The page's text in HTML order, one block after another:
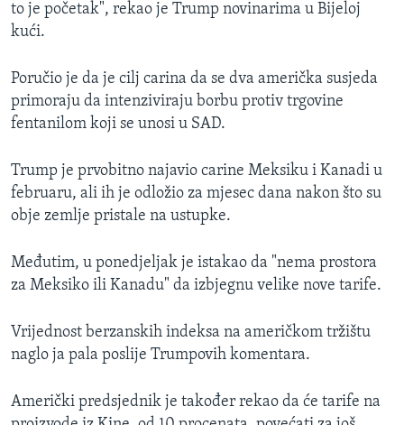
to je početak", rekao je Trump novinarima u Bijeloj
kući.
Poručio je da je cilj carina da se dva američka susjeda
primoraju da intenziviraju borbu protiv trgovine
fentanilom koji se unosi u SAD.
Trump je prvobitno najavio carine Meksiku i Kanadi u
februaru, ali ih je odložio za mjesec dana nakon što su
obje zemlje pristale na ustupke.
Međutim, u ponedjeljak je istakao da "nema prostora
za Meksiko ili Kanadu" da izbjegnu velike nove tarife.
Vrijednost berzanskih indeksa na američkom tržištu
naglo ja pala poslije Trumpovih komentara.
Američki predsjednik je također rekao da će tarife na